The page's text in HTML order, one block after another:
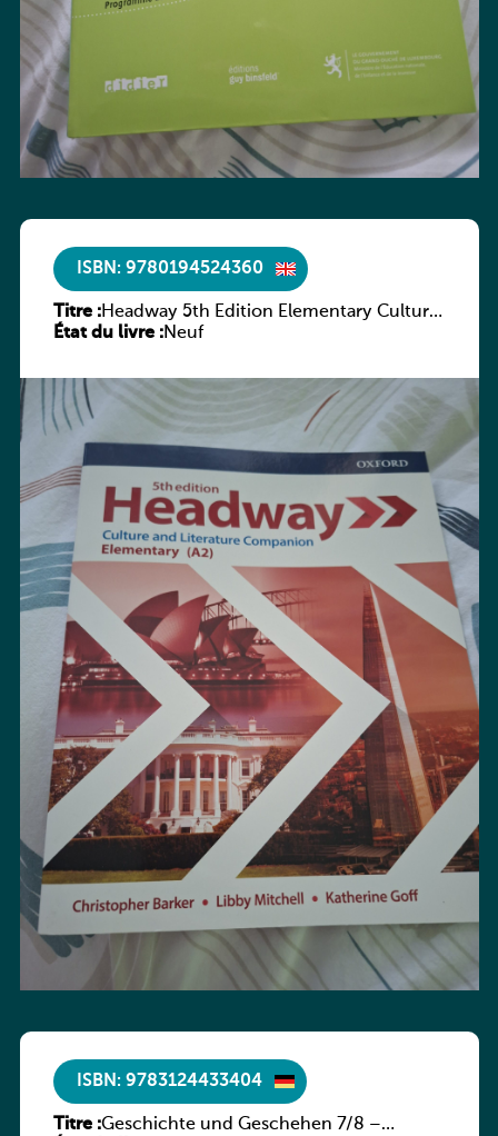
ISBN: 9780194524360
Titre :Headway 5th Edition Elementary Culture
and Literature Companion
État du livre :Neuf
ISBN: 9783124433404
Titre :Geschichte und Geschehen 7/8 –